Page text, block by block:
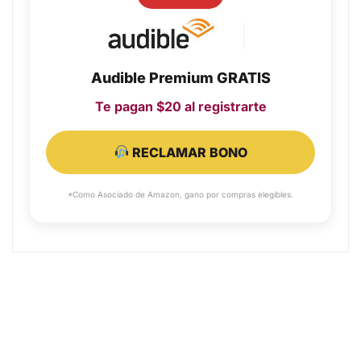
Audible Premium GRATIS
Te pagan $20 al registrarte
RECLAMAR BONO
*Como Asociado de Amazon, gano por compras elegibles.